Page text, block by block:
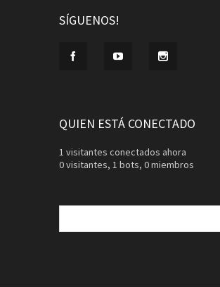
SÍGUENOS!
QUIEN ESTÁ CONECTADO
1 visitantes conectados ahora
0 visitantes, 1 bots, 0 miembros
Buscar: